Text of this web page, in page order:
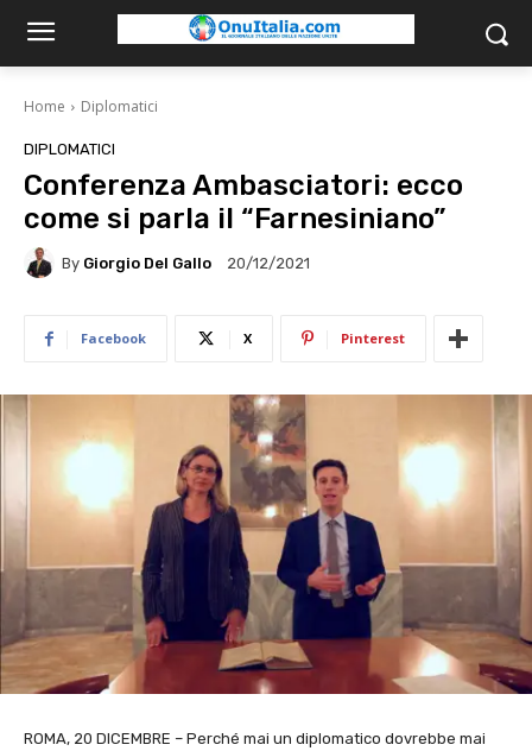
Home Diplomatici
DIPLOMATICI
Conferenza Ambasciatori: ecco
come si parla il “Farnesiniano”
By Giorgio Del Gallo 20/12/2021
Facebook X Pinterest
ROMA, 20 DICEMBRE – Perché mai un diplomatico dovrebbe mai